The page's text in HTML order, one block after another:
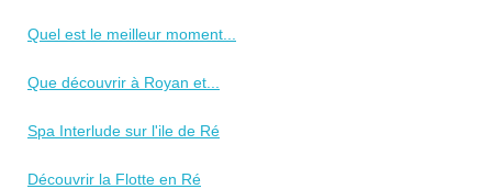
Quel est le meilleur moment...
Que découvrir à Royan et...
Spa Interlude sur l'ile de Ré
Découvrir la Flotte en Ré